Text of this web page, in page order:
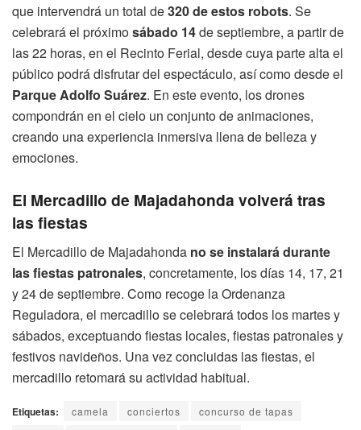
que intervendrá un total de320 de estos robots. Se
celebrará el próximosábado 14de septiembre, a partir de
las 22 horas, en el Recinto Ferial, desde cuya parte alta el
público podrá disfrutar del espectáculo, así como desde el
Parque Adolfo Suárez. En este evento, los drones
compondrán en el cielo un conjunto de animaciones,
creando una experiencia inmersiva llena de belleza y
emociones.
El Mercadillo de Majadahonda volverá tras
las fiestas
El Mercadillo de Majadahonda no se instalará durante
las fiestas patronales, concretamente, los días 14, 17, 21
y 24 de septiembre. Como recoge la Ordenanza
Reguladora, el mercadillo se celebrará todos los martes y
sábados, exceptuando fiestas locales, fiestas patronales y
festivos navideños. Una vez concluidas las fiestas, el
mercadillo retomará su actividad habitual.
Etiquetas: camela conciertos
concurso de tapas